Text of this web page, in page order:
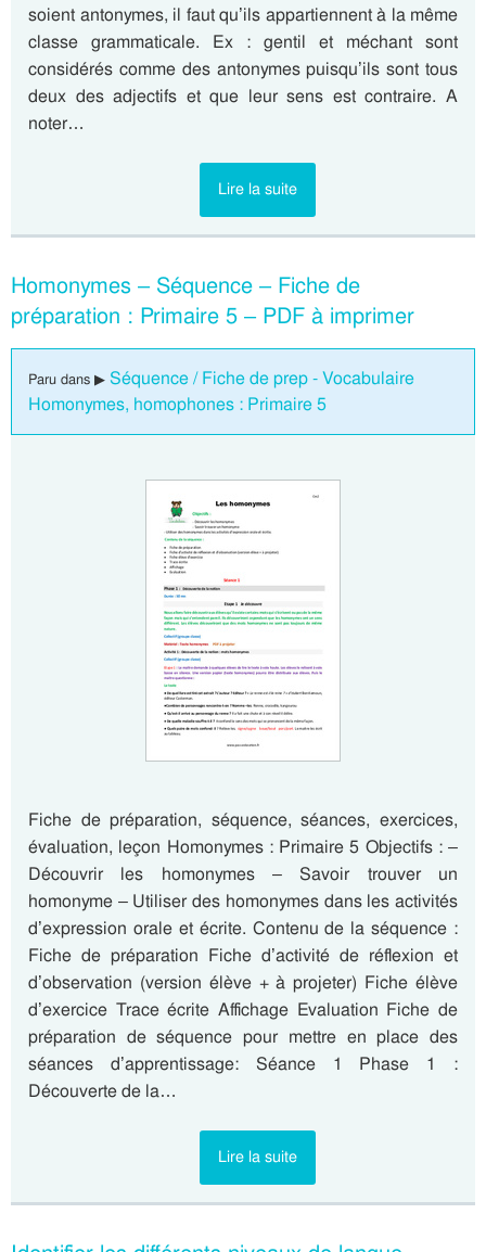
soient antonymes, il faut qu’ils appartiennent à la même
classe grammaticale. Ex : gentil et méchant sont
considérés comme des antonymes puisqu’ils sont tous
deux des adjectifs et que leur sens est contraire. A
noter…
Lire la suite
Homonymes – Séquence – Fiche de
préparation : Primaire 5 – PDF à imprimer
Paru dans ▶ Séquence / Fiche de prep - Vocabulaire
Homonymes, homophones : Primaire 5
Fiche de préparation, séquence, séances, exercices,
évaluation, leçon Homonymes : Primaire 5 Objectifs : –
Découvrir les homonymes – Savoir trouver un
homonyme – Utiliser des homonymes dans les activités
d’expression orale et écrite. Contenu de la séquence :
Fiche de préparation Fiche d’activité de réflexion et
d’observation (version élève + à projeter) Fiche élève
d’exercice Trace écrite Affichage Evaluation Fiche de
préparation de séquence pour mettre en place des
séances d’apprentissage: Séance 1 Phase 1 :
Découverte de la…
Lire la suite